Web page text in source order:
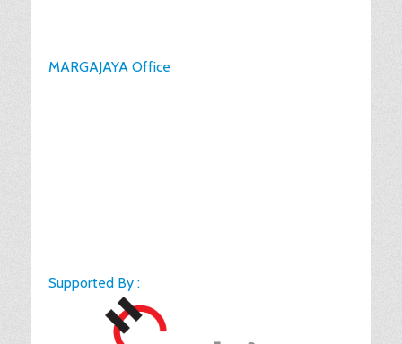
MARGAJAYA Office
Supported By :